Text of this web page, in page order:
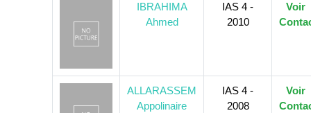
IBRAHIMA
Ahmed
IAS 4 -
2010
Voir
ALLARASSEM
Appolinaire
IAS 4 -
2008
Voir